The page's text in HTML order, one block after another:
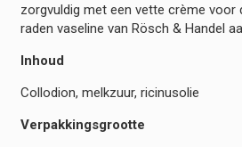
zorgvuldig met een vette crème voor
raden vaseline van Rösch & Handel
Inhoud
Collodion, melkzuur, ricinusolie
Verpakkingsgrootte